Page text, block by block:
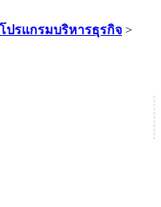
โปรแกรมบริหารธุรกิจ >